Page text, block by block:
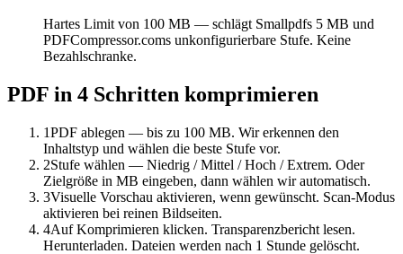
Hartes Limit von 100 MB — schlägt Smallpdfs 5 MB und
PDFCompressor.coms unkonfigurierbare Stufe. Keine
Bezahlschranke.
PDF in 4 Schritten komprimieren
1PDF ablegen — bis zu 100 MB. Wir erkennen den
Inhaltstyp und wählen die beste Stufe vor.
2Stufe wählen — Niedrig / Mittel / Hoch / Extrem. Oder
Zielgröße in MB eingeben, dann wählen wir automatisch.
3Visuelle Vorschau aktivieren, wenn gewünscht. Scan-Modus
aktivieren bei reinen Bildseiten.
4Auf Komprimieren klicken. Transparenzbericht lesen.
Herunterladen. Dateien werden nach 1 Stunde gelöscht.